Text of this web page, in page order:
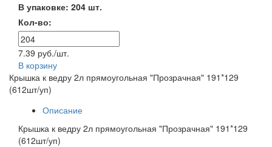
В упаковке: 204 шт.
Кол-во:
7.39 руб./шт.
В корзину
Крышка к ведру 2л прямоугольная "Прозрачная" 191*129
(612шт/уп)
Описание
Крышка к ведру 2л прямоугольная "Прозрачная" 191*129
(612шт/уп)